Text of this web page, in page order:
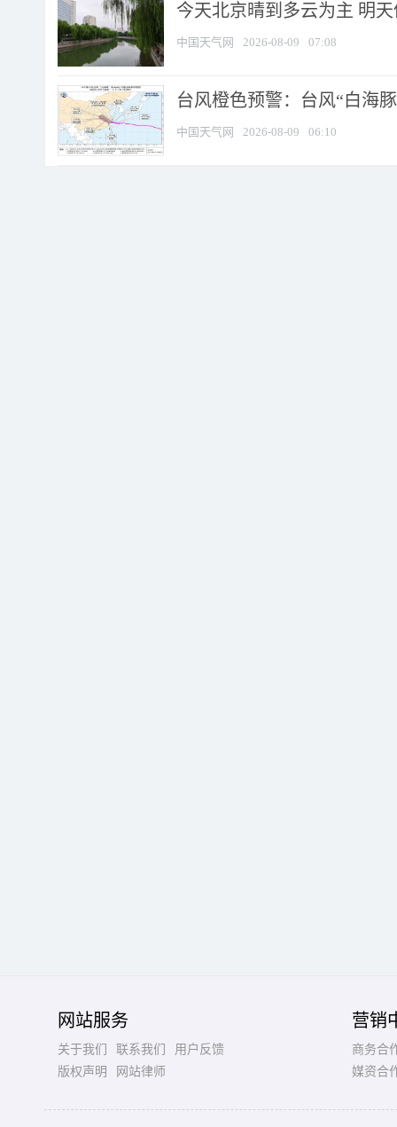
今天北京晴到多云为主 明
中国天气网 2026-08-09 07:08
台风橙色预警：台风“白海
中国天气网 2026-08-09 06:10
网站服务
关于我们 联系我们
用户反馈
版权声明
网站律师
营销
商务合
媒资合